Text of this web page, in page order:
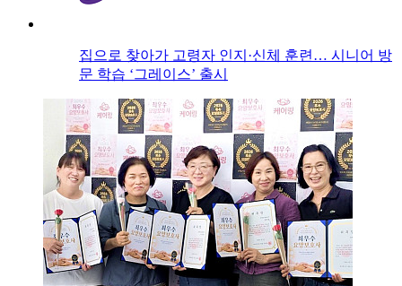
집으로 찾아가 고령자 인지·신체 훈련… 시니어 방
문 학습 ‘그레이스’ 출시